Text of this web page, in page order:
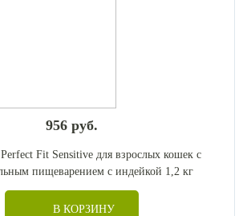
956 руб.
Fit Sensitive для взрослых кошек c
пищеварением с индейкой 1,2 кг
В КОРЗИНУ